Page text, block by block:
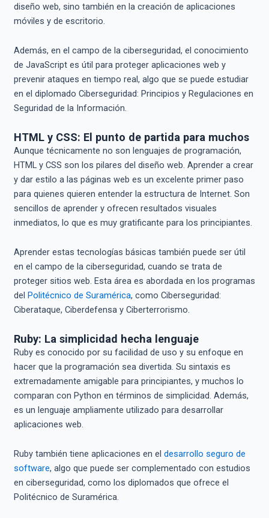
diseño web, sino también en la creación de aplicaciones
móviles y de escritorio.
Además, en el campo de la ciberseguridad, el conocimiento
de JavaScript es útil para proteger aplicaciones web y
prevenir ataques en tiempo real, algo que se puede estudiar
en el diplomado Ciberseguridad: Principios y Regulaciones en
Seguridad de la Información.
HTML y CSS: El punto de partida para muchos
Aunque técnicamente no son lenguajes de programación,
HTML y CSS son los pilares del diseño web. Aprender a crear
y dar estilo a las páginas web es un excelente primer paso
para quienes quieren entender la estructura de Internet. Son
sencillos de aprender y ofrecen resultados visuales
inmediatos, lo que es muy gratificante para los principiantes.
Aprender estas tecnologías básicas también puede ser útil
en el campo de la ciberseguridad, cuando se trata de
proteger sitios web. Esta área es abordada en los programas
del Politécnico de Suramérica, como Ciberseguridad:
Ciberataque, Ciberdefensa y Ciberterrorismo.
Ruby: La simplicidad hecha lenguaje
Ruby es conocido por su facilidad de uso y su enfoque en
hacer que la programación sea divertida. Su sintaxis es
extremadamente amigable para principiantes, y muchos lo
comparan con Python en términos de simplicidad. Además,
es un lenguaje ampliamente utilizado para desarrollar
aplicaciones web.
Ruby también tiene aplicaciones en el desarrollo seguro de
software, algo que puede ser complementado con estudios
en ciberseguridad, como los diplomados que ofrece el
Politécnico de Suramérica.